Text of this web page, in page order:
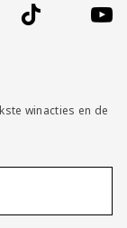
TikTok
winacties en de